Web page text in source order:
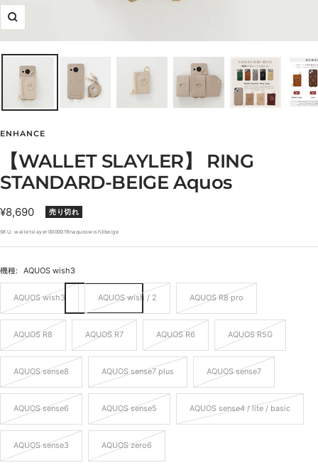
ズ
ENHANCE
【WALLET SLAYLER】 RING
STANDARD-BEIGE Aquos
セ
ー
ル
価
格
¥8,690 売り切れ
SKU:walletslayer0000019naquoswish3beige
機種: AQUOS wish3
AQUOS wish3 AQUOS wish / 2 AQUOS R8 pro
AQUOS R8 AQUOS R7 AQUOS R6 AQUOS R5G
AQUOS sense8 AQUOS sense7 plus AQUOS sense7
AQUOS sense6 AQUOS sense5 AQUOS sense4 / lite / basic
AQUOS sense3 AQUOS zero6